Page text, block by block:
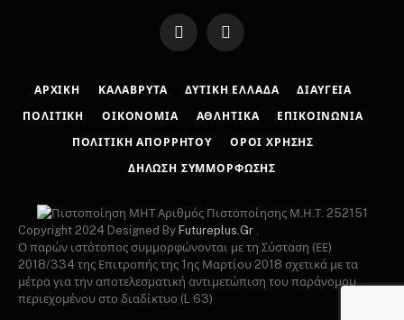
FacebookInstagram
ΑΡΧΙΚΉ ΚΑΛΆΒΡΥΤΑ ΔΥΤΙΚΉ ΕΛΛΆΔΑ ΔΙΑΎΓΕΙΑ
ΠΟΛΙΤΙΚΉ ΟΙΚΟΝΟΜΊΑ ΑΘΛΗΤΙΚΆ ΕΠΙΚΟΙΝΩΝΊΑ
ΠΟΛΙΤΙΚΉ ΑΠΟΡΡΉΤΟΥ ΌΡΟΙ ΧΡΉΣΗΣ
ΔΉΛΩΣΗ ΣΥΜΜΌΡΦΩΣΗΣ
Αριθμός Πιστοποίησης Μ.Η.Τ. 252151
Copyright 2024 Designed By Futureplus.Gr .
Ο παρών ιστότοπος συμμορφώνονται με τη Σύσταση (ΕΕ)
2018/334 της Επιτροπής της 1ης Μαρτίου 2018 σχετικά με τα
μέτρα για την αποτελεσματική αντιμετώπιση του παράνομου
περιεχομένου στο διαδίκτυο (L 63)